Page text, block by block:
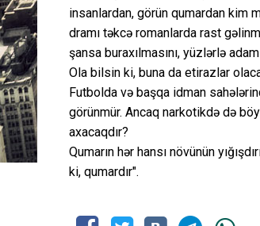
insanlardan, görün qumardan kim
dramı təkcə romanlarda rast
şansa buraxılmasını, yüzlərlə
Ola bilsin ki, buna da etirazlar
Futbolda və başqa idman
görünmür. Ancaq narkotikdə də
axacaqdır?
Qumarın hər hansı növünün
ki, qumardır".